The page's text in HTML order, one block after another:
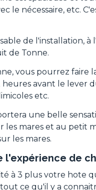
le nécessaire, etc.
de l'installation, à
de Tonne.
vous pourrez faire
avant le lever
etc.
une belle
les mares et au petit
les mares.
de
à 3 plus votre hote
ce qu'il y a